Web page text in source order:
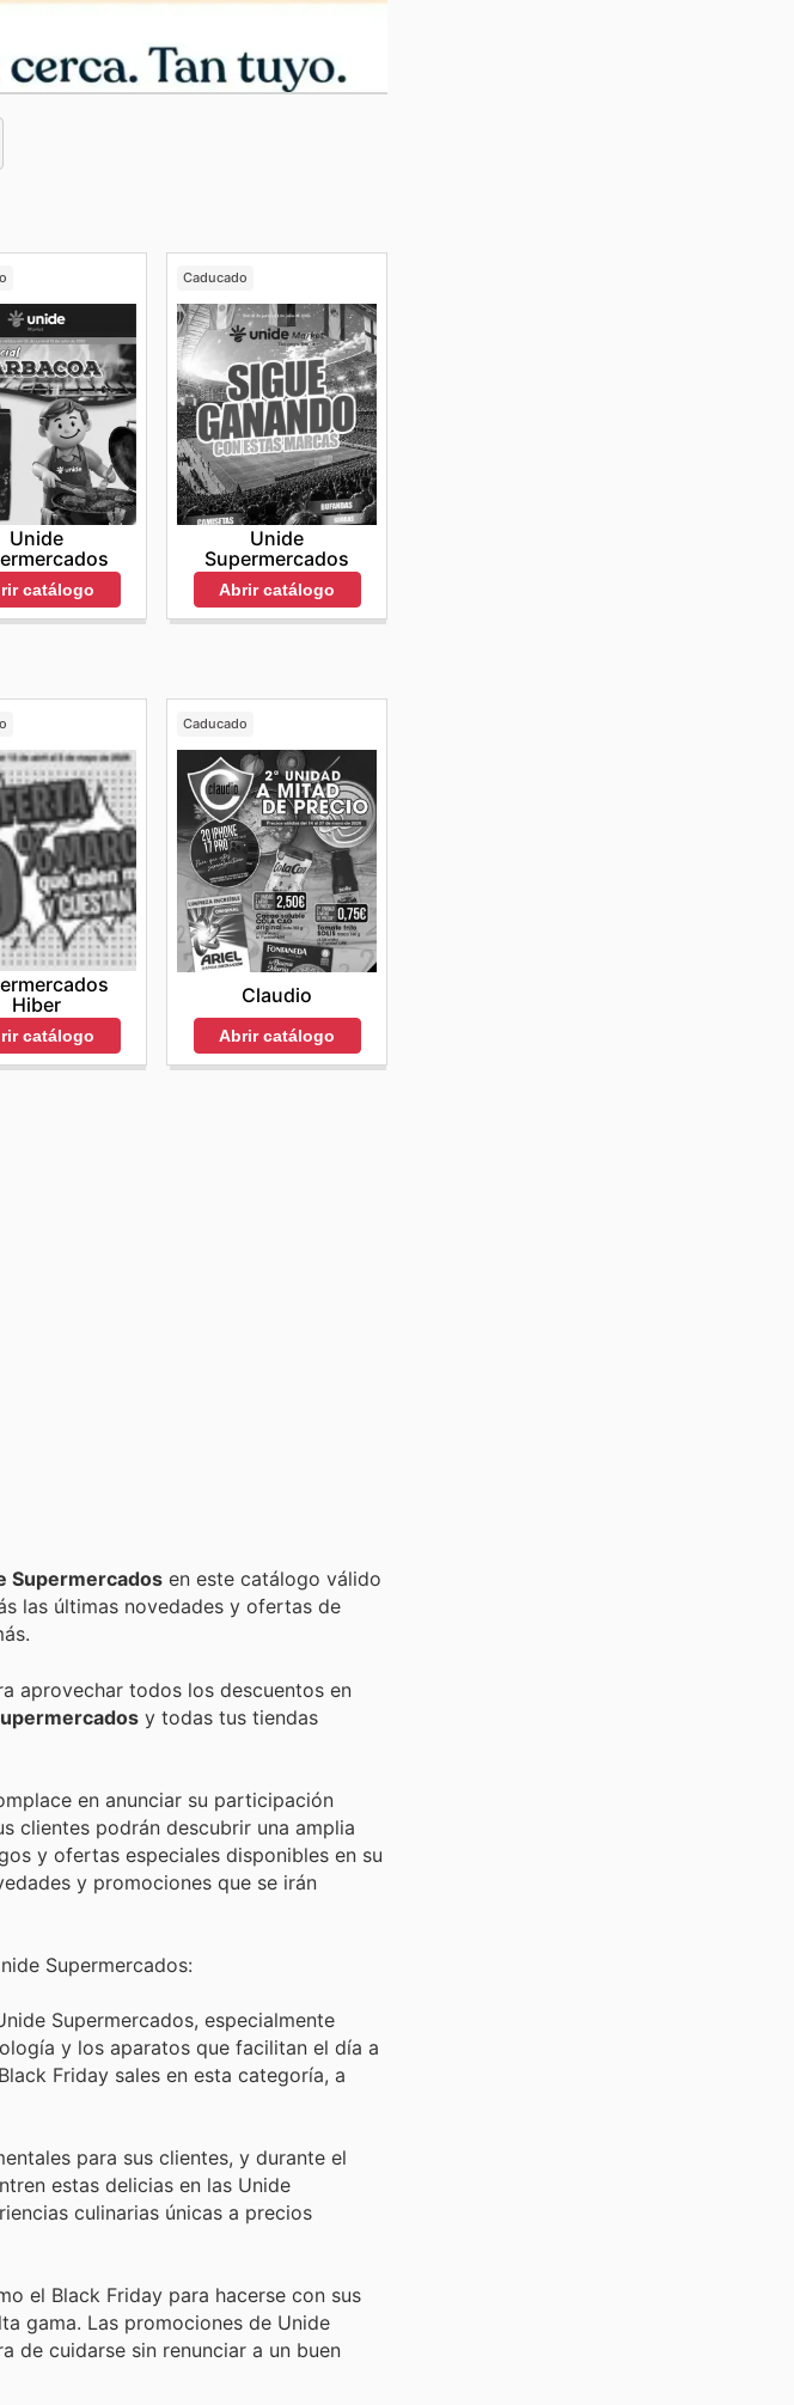
Unide
catálogo
Caducado
Unide
Supermercados
Abrir catálogo
Hiber
catálogo
Caducado
Claudio
Abrir catálogo
Supermercados en este catálogo válido
las últimas novedades y ofertas de
aprovechar todos los descuentos en
y todas tus tiendas
en anunciar su participación
clientes podrán descubrir una amplia
y ofertas especiales disponibles en su
y promociones que se irán
Supermercados:
Supermercados, especialmente
y los aparatos que facilitan el día a
Friday sales en esta categoría, a
para sus clientes, y durante el
estas delicias en las Unide
culinarias únicas a precios
el Black Friday para hacerse con sus
gama. Las promociones de Unide
de cuidarse sin renunciar a un buen